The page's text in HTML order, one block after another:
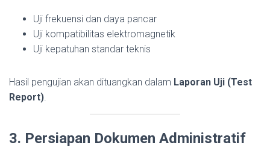
Uji frekuensi dan daya pancar
Uji kompatibilitas elektromagnetik
Uji kepatuhan standar teknis
Hasil pengujian akan dituangkan dalam Laporan Uji (Test
Report).
3. Persiapan Dokumen Administratif